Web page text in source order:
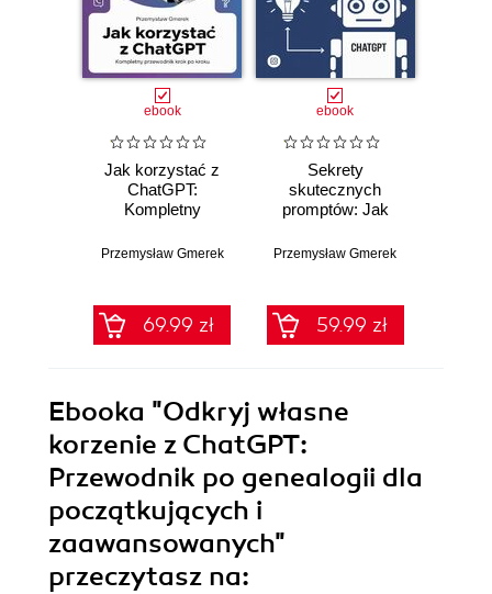
ebook
Jak korzystać z
ChatGPT:
Kompletny
po kroku
Przemysław Gmerek
69.99 zł
ebook
Sekrety
skutecznych
promptów: Jak
polecenia dla
Przemysław Gmerek
59.99 zł
Ebooka "Odkryj własne
korzenie z ChatGPT:
Przewodnik po genealogii dla
początkujących i
zaawansowanych"
przeczytasz na: